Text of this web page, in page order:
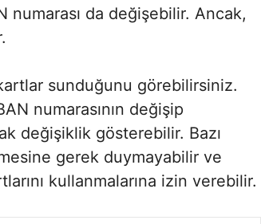
da değişebilir. Ancak,
sunduğunu görebilirsiniz.
numarasının değişip
değişiklik gösterebilir. Bazı
gerek duymayabilir ve
kullanmalarına izin verebilir.